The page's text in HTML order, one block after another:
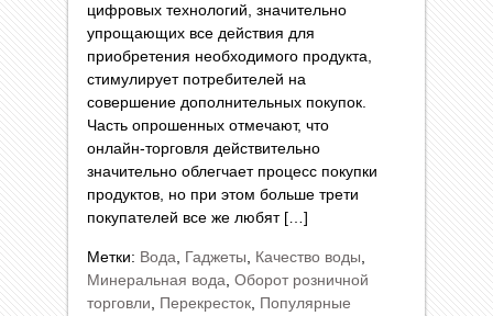
цифровых технологий, значительно
упрощающих все действия для
приобретения необходимого продукта,
стимулирует потребителей на
совершение дополнительных покупок.
Часть опрошенных отмечают, что
онлайн-торговля действительно
значительно облегчает процесс покупки
продуктов, но при этом больше трети
покупателей все же любят […]
Метки: Вода Гаджеты Качество воды
Минеральная вода Оборот розничной
торговли
Перекресток Популярные